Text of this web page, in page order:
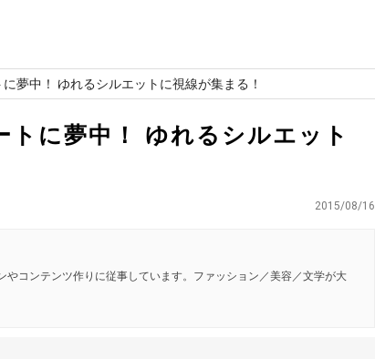
夢中！ ゆれるシルエットに視線が集まる！
に夢中！ ゆれるシルエット
2015/08/16
コンテンツ作りに従事しています。ファッション／美容／文学が大